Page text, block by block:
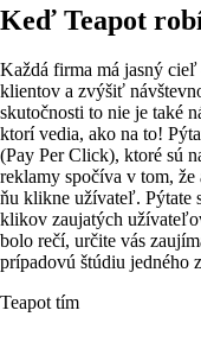
Keď Teapot
Každá firma má jasný
klientov a zvýšiť
skutočnosti to nie je také
ktorí vedia, ako na to!
(Pay Per Click), ktoré sú
reklamy spočíva v tom,
ňu klikne užívateľ. Pýtate
klikov zaujatých
bolo rečí, určite vás
prípadovú štúdiu jedného
Teapot tím